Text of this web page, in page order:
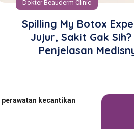
Dokter Beauderm Clinic
Solusi Pelipis Cekung
Atau Collagen
kecantikan